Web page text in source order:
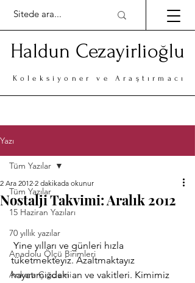
Haldun Cezayirlioğlu
Koleksiyoner ve Araştırmacı
Yazı
Tüm Yazılar
15 Haziran Yazıları
70 yıllık yazılar
Anadolu Ölçü Birimleri
Ankara Çiğdemi
Tüm Yazılar
Nostalji Takvimi: Aralık 2012
2 Ara 2012 2 dakikada okunur
tüketmekteyiz. Azaltmaktayız
hayatımızdaki an ve vakitleri. Kimimiz